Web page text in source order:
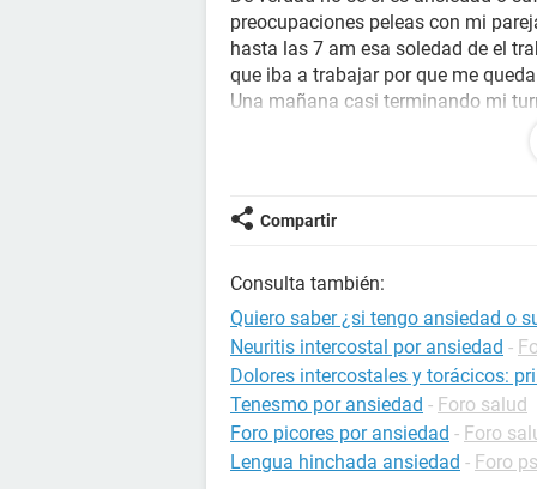
preocupaciones peleas con mi
hasta las 7 am esa soledad de el
que iba a trabajar por que me
Una mañana casi terminando mi
mareado, inestable, a punto de
Eso me hizo preocuparme! me
SINUSAL" a la final supuestamente
receto que tomara clonazepam
pero como no me hacia nada era
De ahi para aca mejore unos dias
Ahora tengo sintomas que me
otra cosa!
Compartir
Consulta también:
Quiero saber ¿si tengo ansiedad o
Neuritis intercostal por ansiedad -
Dolores intercostales y torácicos:
Tenesmo por ansiedad - Foro salud
Foro picores por ansiedad - Foro
Lengua hinchada ansiedad - Foro